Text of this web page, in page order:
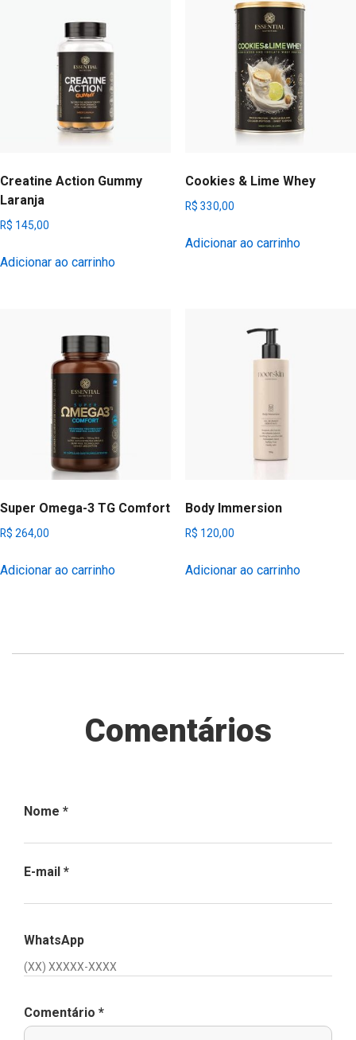
Creatine Action Gummy
Laranja
R$ 145,00
Adicionar ao carrinho
Cookies & Lime Whey
R$ 330,00
Adicionar ao carrinho
Super Omega-3 TG Comfort
R$ 264,00
Adicionar ao carrinho
Body Immersion
R$ 120,00
Adicionar ao carrinho
Comentários
Nome *
E-mail *
WhatsApp
Comentário *